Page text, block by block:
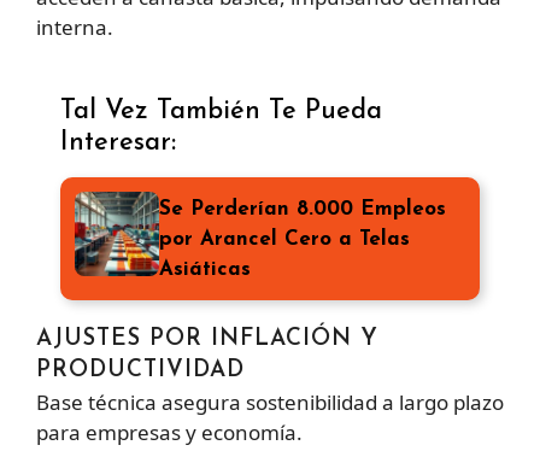
interna.
Tal Vez También Te Pueda
Interesar:
Se Perderían 8.000 Empleos
por Arancel Cero a Telas
Asiáticas
AJUSTES POR INFLACIÓN Y
PRODUCTIVIDAD
Base técnica asegura sostenibilidad a largo plazo
para empresas y economía.